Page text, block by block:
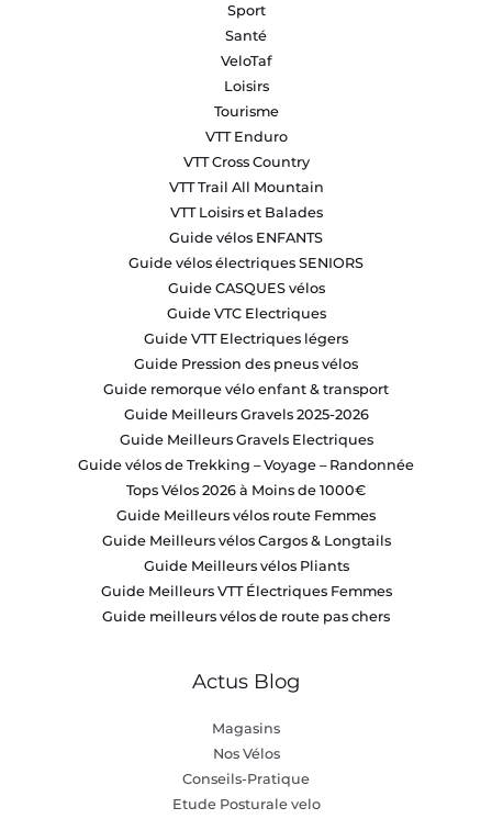
Sport
Santé
VeloTaf
Loisirs
Tourisme
VTT Enduro
VTT Cross Country
VTT Trail All Mountain
VTT Loisirs et Balades
Guide vélos ENFANTS
Guide vélos électriques SENIORS
Guide CASQUES vélos
Guide VTC Electriques
Guide VTT Electriques légers
Guide Pression des pneus vélos
Guide remorque vélo enfant & transport
Guide Meilleurs Gravels 2025-2026
Guide Meilleurs Gravels Electriques
Guide vélos de Trekking – Voyage – Randonnée
Tops Vélos 2026 à Moins de 1000€
Guide Meilleurs vélos route Femmes
Guide Meilleurs vélos Cargos & Longtails
Guide Meilleurs vélos Pliants
Guide Meilleurs VTT Électriques Femmes
Guide meilleurs vélos de route pas chers
Actus Blog
Magasins
Nos Vélos
Conseils-Pratique
Etude Posturale velo